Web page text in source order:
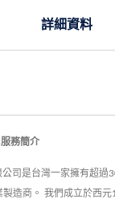
詳細資料
務簡介
司是台灣一家擁有超過
製造商。 我們成立於西